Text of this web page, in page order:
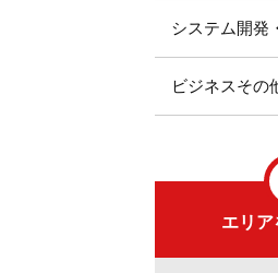
システム開発
ビジネスその
エリ